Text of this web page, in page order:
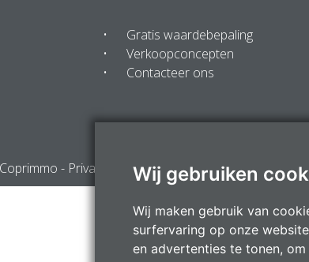
Wij gebruiken
Wij maken gebruik van
surfervaring op onze
en advertenties te tonen,
Gratis waardebepaling
Verkoopconcepten
Contacteer ons
- Privacy Statement-Disclaimer